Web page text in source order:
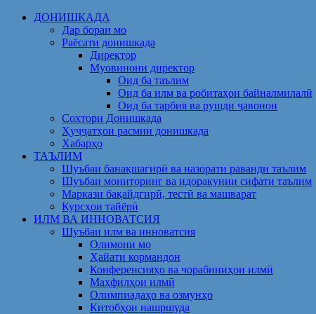
Skip
ДОНИШКАДА
Дар бораи мо
Раёсати донишкада
Директор
Муовинони директор
Оид ба таълим
Оид ба илм ва робитаҳои байналмилалӣ
Оид ба тарбия ва рушди ҷавонон
Сохтори Донишкада
Ҳуҷҷатҳои расмии донишкада
Хабарҳо
ТАЪЛИМ
Шуъбаи банақшагирӣ ва назорати раванди таълим
Шуъбаи мониторинг ва идоракунии сифати таълим
Маркази бақайдгирӣ, тестӣ ва машварат
Курсҳои тайёрӣ
ИЛМ ВА ИННОВАТСИЯ
Шуъбаи илм ва инноватсия
Олимони мо
Ҳайати кормандон
Конференсияҳо ва чорабиниҳои илмӣ
Маҳфилҳои илмӣ
Олимпиадаҳо ва озмунҳо
Китобҳои нашршуда